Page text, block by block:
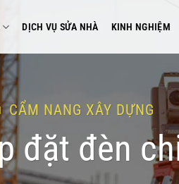
DỊCH VỤ SỬA NHÀ KINH NGHIỆM
CẨM NANG XÂY DỰNG
đặt đèn